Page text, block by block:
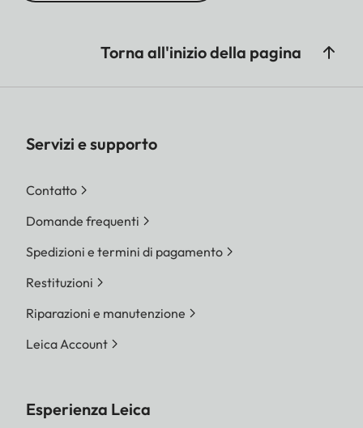
Torna all'inizio della pagina
Servizi e supporto
Contatto
Domande frequenti
Spedizioni e termini di pagamento
Restituzioni
Riparazioni e manutenzione
Leica Account
Esperienza Leica